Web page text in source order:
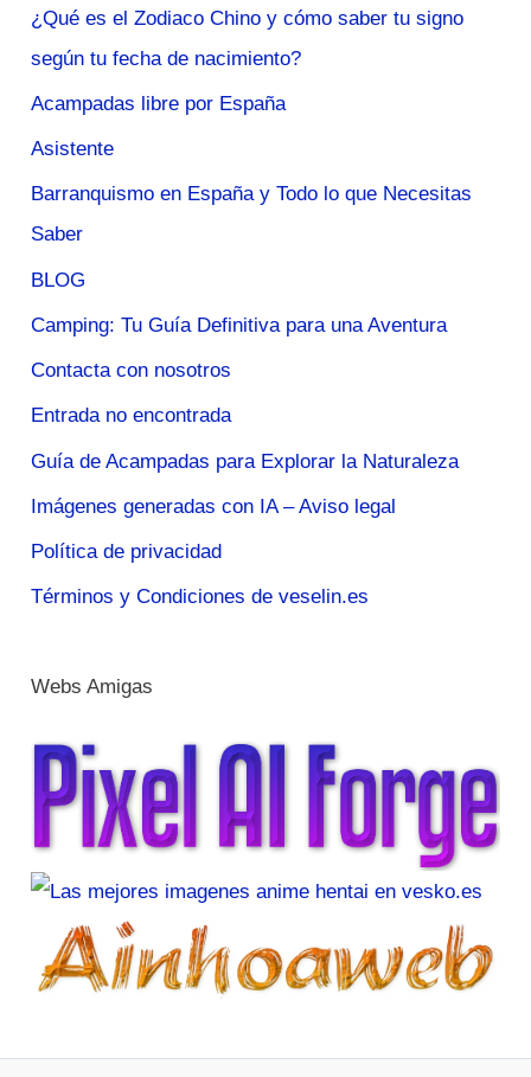
¿Qué es el Zodiaco Chino y cómo saber tu signo
según tu fecha de nacimiento?
Acampadas libre por España
Asistente
Barranquismo en España y Todo lo que Necesitas
Saber
BLOG
Camping: Tu Guía Definitiva para una Aventura
Contacta con nosotros
Entrada no encontrada
Guía de Acampadas para Explorar la Naturaleza
Imágenes generadas con IA – Aviso legal
Política de privacidad
Términos y Condiciones de veselin.es
Webs Amigas